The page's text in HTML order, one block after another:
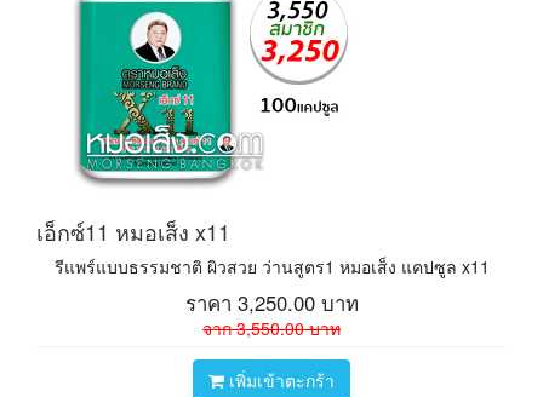
เอ็กซ์11 หมอเส็ง x11
รีแพร์แบบธรรมชาติ ผิวสวย ว่านสูตร1 หมอเส็ง แคปซูล x11
ราคา 3,250.00 บาท
จาก3,550.00บาท
เพิ่มเข้าตะกร้า